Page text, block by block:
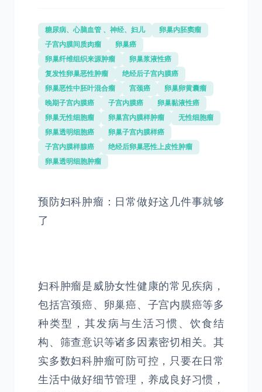
糖尿病、心脑血管 、神经、妇儿
卵巢内胚窦瘤
子宫内膜间质肉瘤
卵巢癌
卵巢纤维组织来源肿瘤
卵巢浆液性癌
复发性卵巢恶性肿瘤
绝经后子宫内膜癌
卵巢恶性中胚叶混合瘤
宫颈癌
卵巢卵黄囊瘤
晚期子宫内膜癌
子宫内膜癌
卵巢黏液性癌
卵巢无性细胞瘤
卵巢宫内膜样肿瘤
无性细胞瘤
卵巢透明细胞癌
卵巢子宫内膜样癌
子宫内膜样腺癌
绝经后卵巢恶性上皮性肿瘤
卵巢透明细胞肿瘤
预防妇科肿瘤：日常做好这几件事就够
了
妇科肿瘤是威胁女性健康的常见疾病，
包括宫颈癌、卵巢癌、子宫内膜癌等多
种类型，其发病与生活习惯、饮食结
构、筛查意识等诸多因素密切相关。其
实多数妇科肿瘤可防可控，只要在日常
生活中做好细节管理，养成良好习惯，